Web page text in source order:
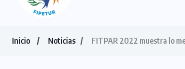
Inicio Noticias FITPAR 2022 muestra lo